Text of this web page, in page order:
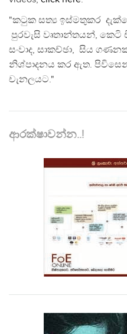
"කටුක සත්‍ය ඉස්මතුකර
පුරවැසි වෘතාන්තයන්, කෙටි
සංවාද, සාකච්ඡා, සිය
නිශ්පාදනය කර ඇත.
චැනලයට."
ආරක්ෂාවන්න..!